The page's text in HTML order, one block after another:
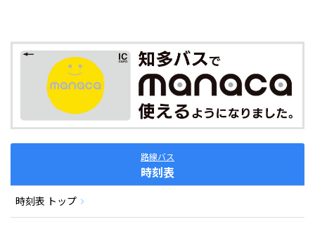
路線バス
時刻表
時刻表 トップ